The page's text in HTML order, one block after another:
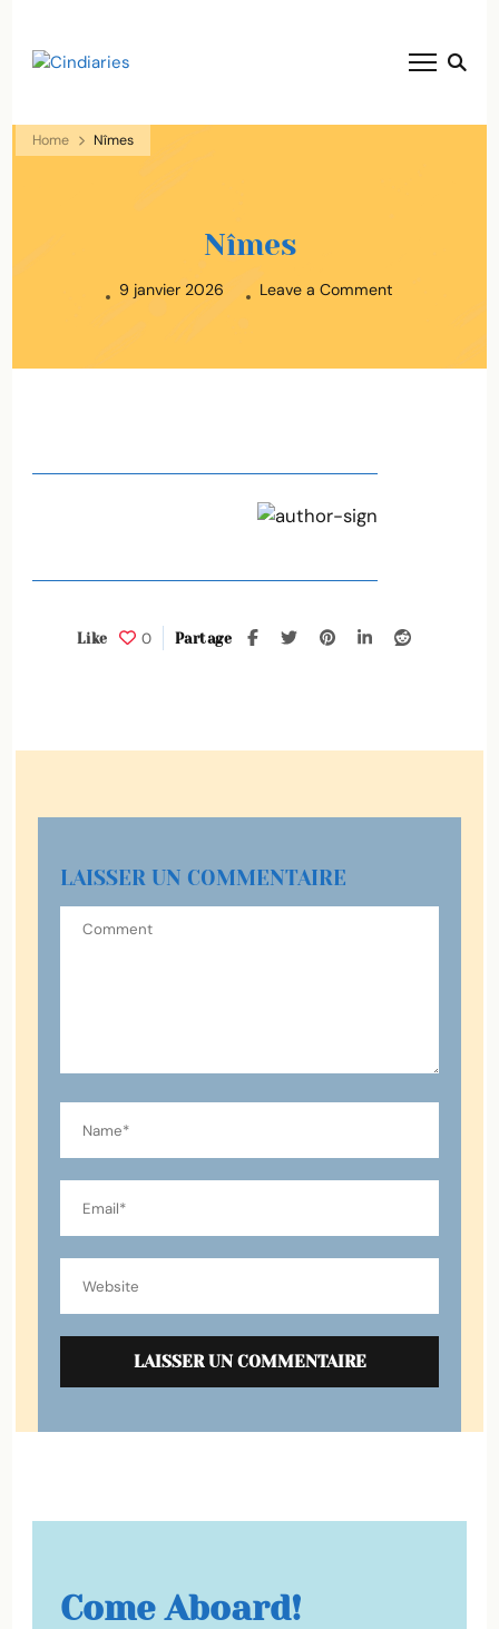
Home Nîmes
Nîmes
9 janvier 2026 Leave a Comment
0
Like Partage
LAISSER UN COMMENTAIRE
Come Aboard!